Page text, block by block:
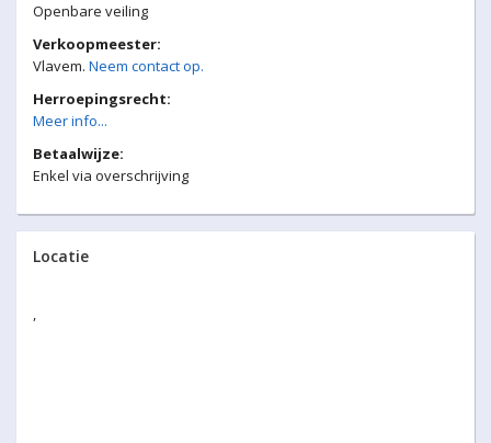
Openbare veiling
Verkoopmeester:
Vlavem. Neem contact op.
Herroepingsrecht:
Meer info...
Betaalwijze:
Enkel via overschrijving
Locatie
,